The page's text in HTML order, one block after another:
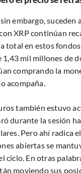
embargo, suceden
XRP continúan
total en estos fondos
mil millones de
comprando la
acompaña.
también estuvo
durante la sesión
Pero ahí radica
abiertas se
ciclo. En otras
moviendo sus